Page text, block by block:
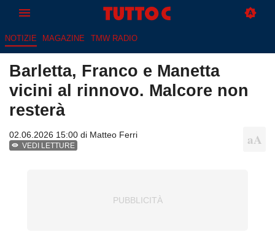
NOTIZIE MAGAZINE TMW RADIO
Barletta, Franco e Manetta
vicini al rinnovo. Malcore non
resterà
02.06.2026 15:00 di Matteo Ferri
VEDI LETTURE